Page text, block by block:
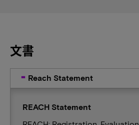
文書
Reach Statement
REACH Statement